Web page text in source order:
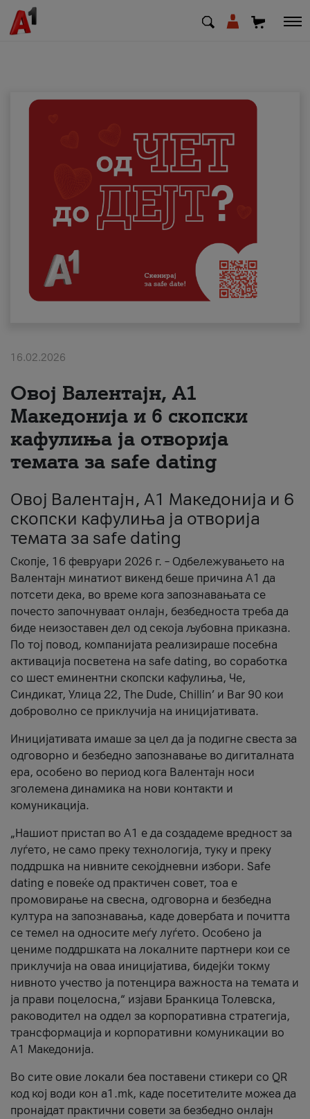
Деловни
Поддршка
Надополни кредит
Плати сметка
#ПодобарОнлајн
16.02.2026
Овој Валентајн, A1
Македонија и 6 скопски
кафулиња ја отворија
темата за safe dating
Овој Валентајн, A1 Македонија и 6
скопски кафулиња ја отворија
темата за safe dating
Скопје, 16 февруари 2026 г. – Одбележувањето на
Валентајн минатиот викенд беше причина А1 да
потсети дека, во време кога запознавањата се
почесто започнуваат онлајн, безбедноста треба да
биде неизоставен дел од секоја љубовна приказна.
По тој повод, компанијата реализираше посебна
активација посветена на safe dating, во соработка
со шест еминентни скопски кафулиња, Че,
Синдикат, Улица 22, The Dude, Chillin’ и Bar 90 кои
доброволно се приклучија на иницијативата.
Иницијативата имаше за цел да ја подигне свеста за
одговорно и безбедно запознавање во дигиталната
ера, особено во период кога Валентајн носи
зголемена динамика на нови контакти и
комуникација.
„Нашиот пристап во А1 е да создадеме вредност за
луѓето, не само преку технологија, туку и преку
поддршка на нивните секојдневни избори. Safe
dating е повеќе од практичен совет, тоа е
промовирање на свесна, одговорна и безбедна
култура на запознавања, каде довербата и почитта
се темел на односите меѓу луѓето. Особено ја
цениме поддршката на локалните партнери кои се
приклучија на оваа иницијатива, бидејќи токму
нивното учество ја потенцира важноста на темата и
ја прави поцелосна,“ изјави Бранкица Толевска,
раководител на оддел за корпоративна стратегија,
трансформација и корпоративни комуникации во
А1 Македонија.
Во сите овие локали беа поставени стикери со QR
код кој води кон a1.mk, каде посетителите можеа да
пронајдат практични совети за безбедно онлајн